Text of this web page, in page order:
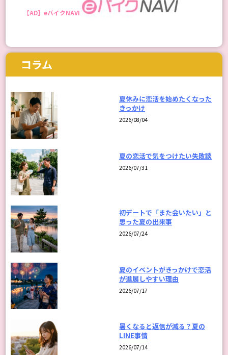
【AD】eバイクNAVI
コラム
夏休みに恋活を始めたくなった
きっかけ
2026/08/04
夏の恋活で気をつけたい失敗談
2026/07/31
初デートで「また会いたい」と
思った夏の出来事
2026/07/24
夏のイベントがきっかけで恋活
が進展しやすい理由
2026/07/17
暑くなると返信が減る？夏の
LINE事情
2026/07/14